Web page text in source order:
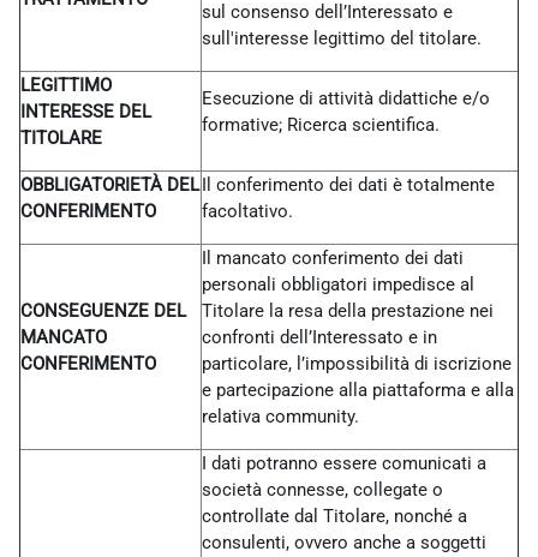
sul consenso dell’Interessato e
sull'interesse legittimo del titolare.
LEGITTIMO
INTERESSE DEL
TITOLARE
Esecuzione di attività didattiche e/o
formative; Ricerca scientifica.
OBBLIGATORIETÀ DEL
CONFERIMENTO
Il conferimento dei dati è totalmente
facoltativo.
CONSEGUENZE DEL
MANCATO
CONFERIMENTO
Il mancato conferimento dei dati
personali obbligatori impedisce al
Titolare la resa della prestazione nei
confronti dell’Interessato e in
particolare, l’impossibilità di iscrizione
e partecipazione alla piattaforma e alla
relativa community.
I dati potranno essere comunicati a
società connesse, collegate o
controllate dal Titolare, nonché a
consulenti, ovvero anche a soggetti